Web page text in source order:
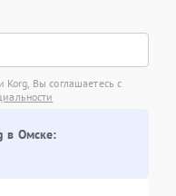
Korg, Вы соглашаетесь с
в Омске: